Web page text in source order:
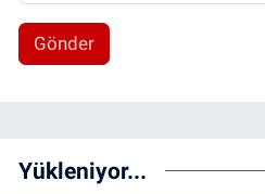
Gönder
Yükleniyor...